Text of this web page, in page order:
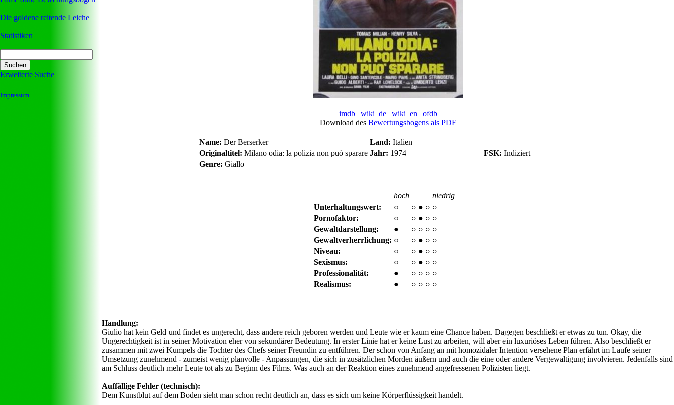
Die goldene reitende Leiche
Statistiken
Erweiterte Suche
Impressum
| imdb| wiki_de| wiki_en | ofdb|
Download des Bewertungsbogens als PDF
Name: Der Berserker Land: Italien
Originaltitel: Milano odia: la polizia non può sparare Jahr: 1974 FSK: Indiziert
Genre: Giallo
hoch
niedrig
Unterhaltungswert:
○ ○ ● ○ ○
Pornofaktor:
○ ○ ● ○ ○
Gewaltdarstellung:
● ○ ○ ○ ○
Gewaltverherrlichung: ○ ○ ● ○ ○
Niveau:
○ ○ ● ○ ○
Sexismus:
○ ○ ● ○ ○
Professionalität:
● ○ ○ ○ ○
Realismus:
● ○ ○ ○ ○
Handlung:
Giulio hat kein Geld und findet es ungerecht, dass andere reich geboren werden und Leute wie er kaum eine Chance haben. Dagegen beschließt er etwas zu tun. Okay, die
Ungerechtigkeit ist in seiner Motivation eher von sekundärer Bedeutung. In erster Linie hat er keine Lust zu arbeiten, will aber ein luxuriöses Leben führen. Also beschließt er
zusammen mit zwei Kumpels die Tochter des Chefs seiner Freundin zu entführen. Der schon von Anfang an mit homozidaler Intention versehene Plan erfährt im Laufe seiner
Umsetzung zunehmend - zumeist wenig planvolle - Anpassungen, die sich in zusätzlichen Morden äußern und auch die eine oder andere Vergewaltigung involvieren. Jedenfalls sind
am Schluss deutlich mehr Leute tot als zu Beginn des Films. Was auch an der Reaktion eines zunehmend angefressenen Polizisten liegt.
Auffällige Fehler (technisch):
Dem Kunstblut auf dem Boden sieht man schon recht deutlich an, dass es sich um keine Körperflüssigkeit handelt.